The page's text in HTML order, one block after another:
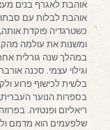
אוהבת לאגרף בנים
אוהבת לבלות עם
כשטרגדיה פוקדת
ומשנות את עולמה
במהלך שנה גורלית
וגילוי עצמי. סכנה
בלשית לכישוף פרוע
בספרות הנוער
ריאליזם ופנטזיה.
שלפעמים הוא מדמם